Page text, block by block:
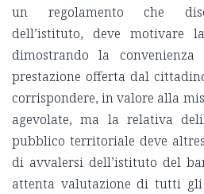
un regolamento che
dell’istituto, deve motivare
dimostrando la convenienza
prestazione offerta dal
corrispondere, in valore alla
agevolate, ma la relativa
pubblico territoriale deve
di avvalersi dell’istituto del
attenta valutazione di tutti